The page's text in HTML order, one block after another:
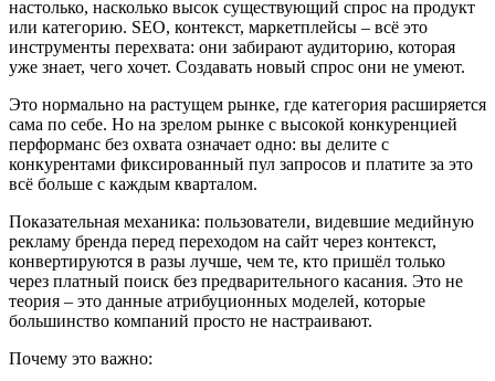
настолько, насколько высок существующий спрос на продукт
или категорию. SEO, контекст, маркетплейсы – всё это
инструменты перехвата: они забирают аудиторию, которая
уже знает, чего хочет. Создавать новый спрос они не умеют.
Это нормально на растущем рынке, где категория расширяется
сама по себе. Но на зрелом рынке с высокой конкуренцией
перформанс без охвата означает одно: вы делите с
конкурентами фиксированный пул запросов и платите за это
всё больше с каждым кварталом.
Показательная механика: пользователи, видевшие медийную
рекламу бренда перед переходом на сайт через контекст,
конвертируются в разы лучше, чем те, кто пришёл только
через платный поиск без предварительного касания. Это не
теория – это данные атрибуционных моделей, которые
большинство компаний просто не настраивают.
Почему это важно: